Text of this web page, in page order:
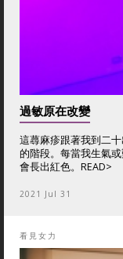
過敏原在改變
這蕁麻疹跟著我到二
的階段。每當我生氣
會長出紅色。 READ>
2021 Jul 31
看見女力